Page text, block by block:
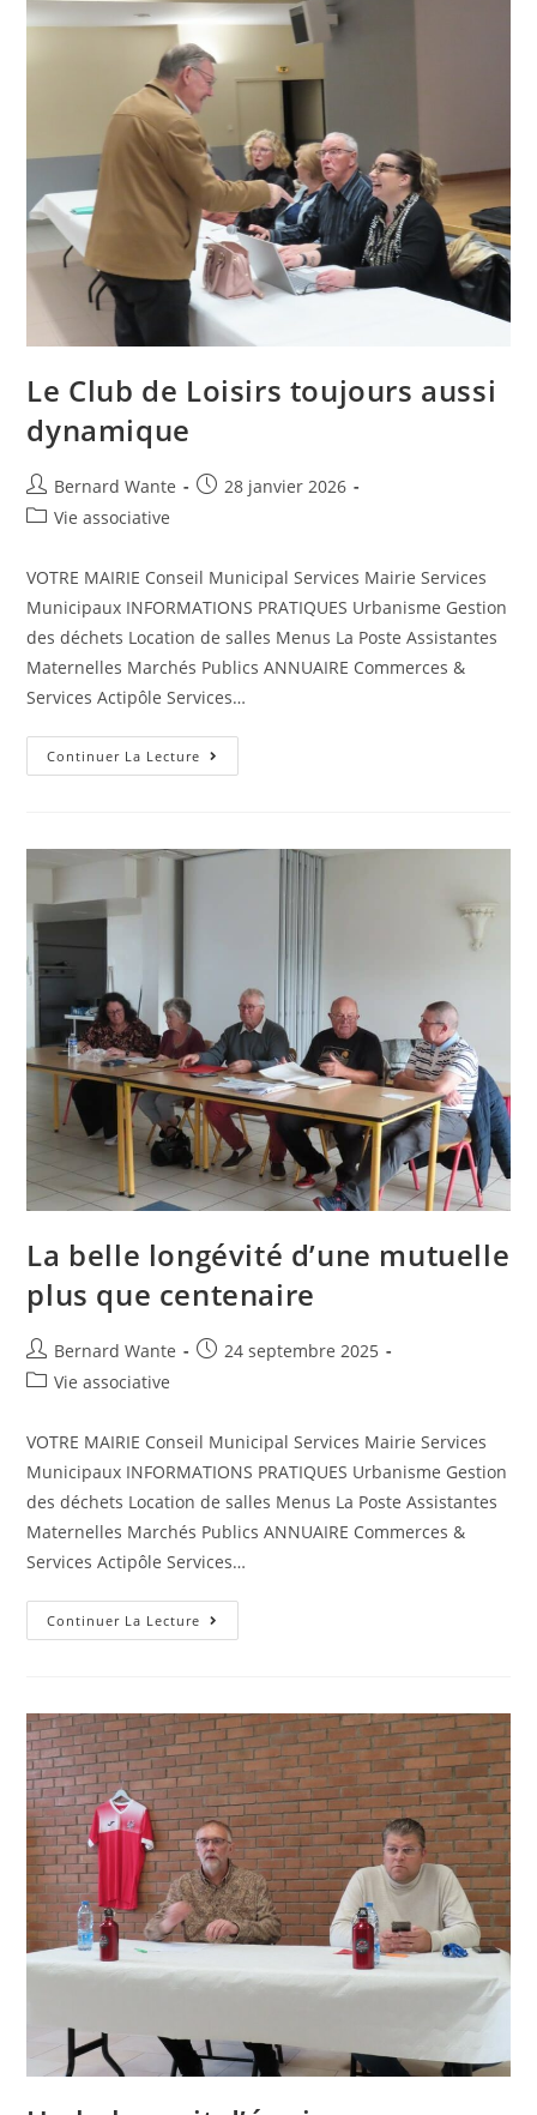
Le Club de Loisirs toujours aussi
dynamique
Bernard Wante
28 janvier 2026
Vie associative
VOTRE MAIRIE Conseil Municipal Services Mairie Services
Municipaux INFORMATIONS PRATIQUES Urbanisme Gestion
des déchets Location de salles Menus La Poste Assistantes
Maternelles Marchés Publics ANNUAIRE Commerces &
Services Actipôle Services…
Continuer La Lecture
La belle longévité d’une mutuelle
plus que centenaire
Bernard Wante
24 septembre 2025
Vie associative
VOTRE MAIRIE Conseil Municipal Services Mairie Services
Municipaux INFORMATIONS PRATIQUES Urbanisme Gestion
des déchets Location de salles Menus La Poste Assistantes
Maternelles Marchés Publics ANNUAIRE Commerces &
Services Actipôle Services…
Continuer La Lecture